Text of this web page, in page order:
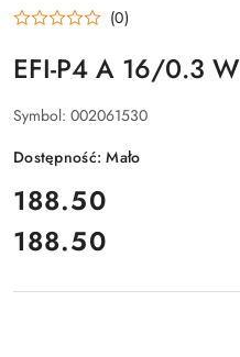
(0)
EFI-P4 A 16/0.3
Symbol: 002061530
Dostępność:Mało
cena:
188.50
Cena:
188.50